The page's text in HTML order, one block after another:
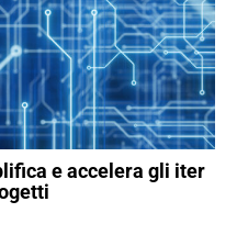
e accelera gli iter